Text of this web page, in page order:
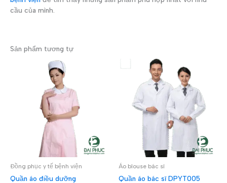
cầu của mình.
Sản phẩm tương tự
Đồng phục y tế bệnh viện
Quần áo điều dưỡng
Áo blouse bác sĩ
Quần áo bác sĩ DPYT005